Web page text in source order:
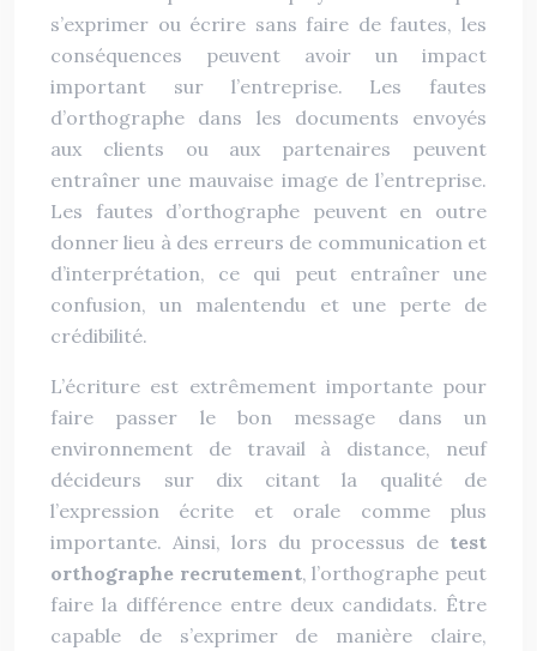
s’exprimer ou écrire sans faire de fautes, les
conséquences peuvent avoir un impact
important sur l’entreprise. Les fautes
d’orthographe dans les documents envoyés
aux clients ou aux partenaires peuvent
entraîner une mauvaise image de l’entreprise.
Les fautes d’orthographe peuvent en outre
donner lieu à des erreurs de communication et
d’interprétation, ce qui peut entraîner une
confusion, un malentendu et une perte de
crédibilité.
L’écriture est extrêmement importante pour
faire passer le bon message dans un
environnement de travail à distance, neuf
décideurs sur dix citant la qualité de
l’expression écrite et orale comme plus
importante. Ainsi, lors du processus de test
orthographe recrutement, l’orthographe peut
faire la différence entre deux candidats. Être
capable de s’exprimer de manière claire,